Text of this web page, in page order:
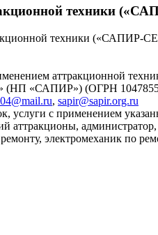
техники
техники («САПИР-
аттракционной
(НП «САПИР») (ОГРН
, sapir@sapir.org.ru
услуги с применением
аттракционы,
электромеханик по